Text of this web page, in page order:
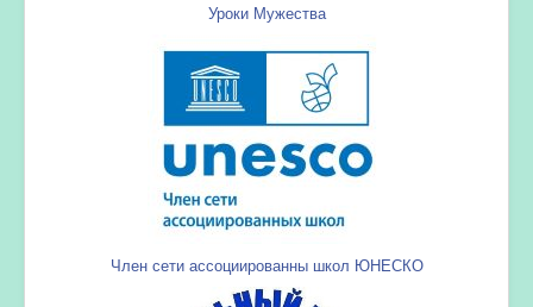
Уроки Мужества
Член сети ассоциированны школ ЮНЕСКО